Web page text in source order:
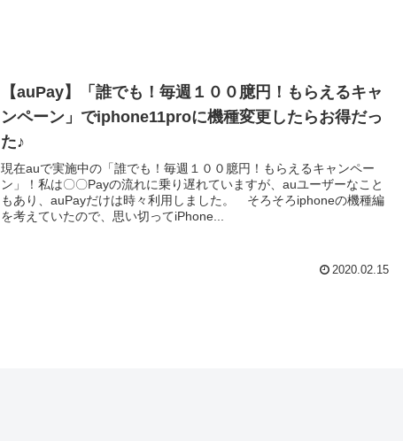
【auPay】「誰でも！毎週１００臆円！もらえるキャ
ンペーン」でiphone11proに機種変更したらお得だっ
た♪
現在auで実施中の「誰でも！毎週１００臆円！もらえるキャンペー
ン」！私は〇〇Payの流れに乗り遅れていますが、auユーザーなこと
もあり、auPayだけは時々利用しました。 そろそろiphoneの機種編
を考えていたので、思い切ってiPhone...
2020.02.15